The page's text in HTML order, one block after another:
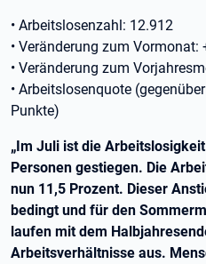
• Arbeitslosenzahl: 12.912
• Veränderung zum Vormonat:
• Veränderung zum
• Arbeitslosenquote
Punkte)
„Im Juli ist die
Personen gestiegen. Die
nun 11,5 Prozent. Dieser
bedingt und für den
laufen mit dem
Arbeitsverhältnisse aus.